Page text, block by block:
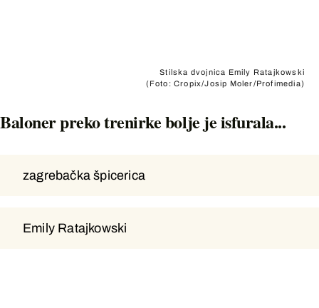
Stilska dvojnica Emily Ratajkowski
(Foto: Cropix/Josip Moler/Profimedia)
Baloner preko trenirke bolje je isfurala...
zagrebačka špicerica
Emily Ratajkowski
zagrebačka špicerica
Emily Ratajkowski